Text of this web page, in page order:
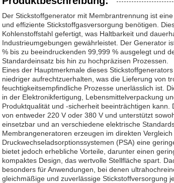
Der Stickstoffgenerator mit Membrantrennung ist
und effiziente Stickstoffgasversorgung benötigen.
Kohlenstoffstahl gefertigt, was Haltbarkeit und
Industrieumgebungen gewährleistet. Der Generator
% bis zu beeindruckenden 99,999 % ausgelegt und
Standardeinsatz bis hin zu hochpräzisen Prozessen.
Eines der Hauptmerkmale dieses
niedriger aufrechtzuerhalten, was die Lieferung von
feuchtigkeitsempfindliche Prozesse unerlässlich ist.
in der Elektronikfertigung, Lebensmittelverpackung
Produktqualität und -sicherheit beeinträchtigen
von entweder 220 V oder 380 V und unterstützt
einsetzbar und an verschiedene elektrische
Membrangeneratoren erzeugen im direkten
Druckwechseladsorptionssystemen (PSA) eine
bietet jedoch erhebliche Vorteile, darunter einen
kompaktes Design, das wertvolle Stellfläche spart.
besonders für Anwendungen, bei denen
gleichmäßige und zuverlässige Stickstoffversorgung